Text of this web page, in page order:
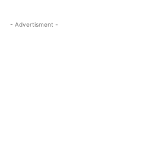
- Advertisment -